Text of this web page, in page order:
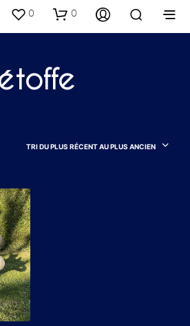
0 0
TRI DU PLUS RÉCENT AU PLUS ANCIEN